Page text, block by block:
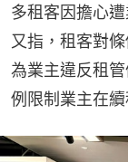
多租客因擔心
又指，租客對
為業主違反租
例限制業主在